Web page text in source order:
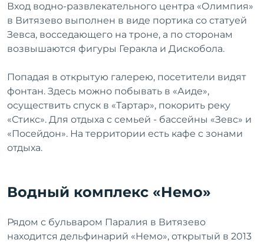
Вход водно-развлекательного центра «Олимпия»
в Витязево выполнен в виде портика со статуей
Зевса, восседающего на троне, а по сторонам
возвышаются фигуры Геракла и Дискобола.
Попадая в открытую галерею, посетители видят
фонтан. Здесь можно побывать в «Аиде»,
осуществить спуск в «Тартар», покорить реку
«Стикс». Для отдыха с семьей - бассейны «Зевс» и
«Посейдон». На территории есть кафе с зонами
отдыха.
Водный комплекс «Немо»
Рядом с бульваром Паралия в Витязево
находится дельфинарий «Немо», открытый в 2013